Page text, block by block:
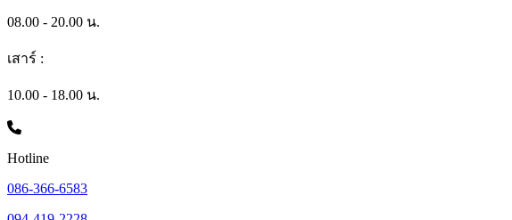
08.00 - 20.00 น.
เสาร์ :
10.00 - 18.00 น.
Hotline
086-366-6583